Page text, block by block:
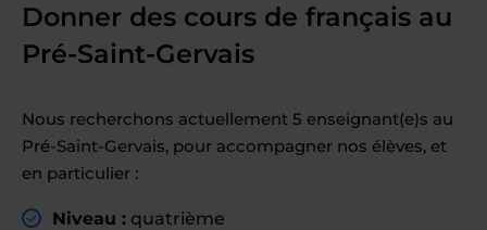
Donner des cours de français au
Pré-Saint-Gervais
Nous recherchons actuellement 5 enseignant(e)s au
Pré-Saint-Gervais, pour accompagner nos élèves, et
en particulier :
Niveau : quatrième